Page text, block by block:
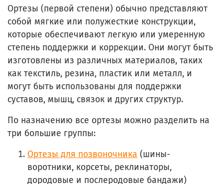
Ортезы (первой степени) обычно представляют
собой мягкие или полужесткие конструкции,
которые обеспечивают легкую или умеренную
степень поддержки и коррекции. Они могут быть
изготовлены из различных материалов, таких
как текстиль, резина, пластик или металл, и
могут быть использованы для поддержки
суставов, мышц, связок и других структур.
По назначению все ортезы можно разделить на
три большие группы:
Ортезы для позвоночника (шины-
воротники, корсеты, реклинаторы,
дородовые и послеродовые бандажи)